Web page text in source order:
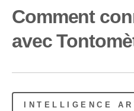
Comment
avec
INTELLIGENCE